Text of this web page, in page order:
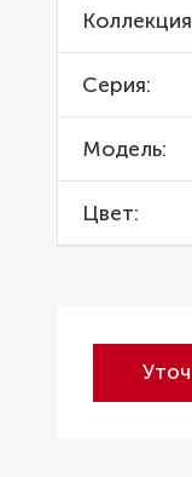
Коллекция
Серия
Модель
Цвет